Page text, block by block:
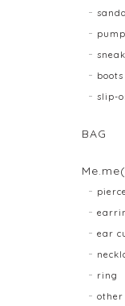
boots
slip-
BAG
ear
ring
other